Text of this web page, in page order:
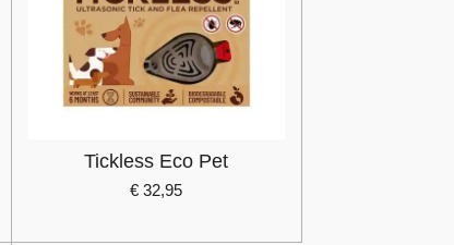
Tickless Eco Pet
€ 32,95